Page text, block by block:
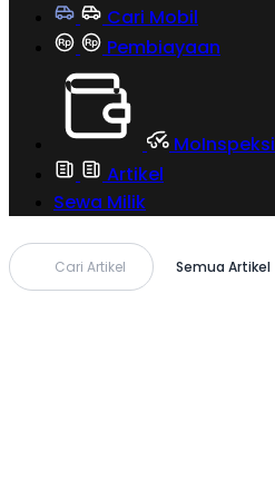
Cari Mobil
Pembiayaan
MoInspeksi
Artikel
Sewa Milik
Cari Artikel Semua Artikel